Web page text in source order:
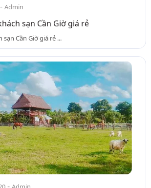
- Admin
sạn Cần Giờ giá rẻ
sạn Cần Giờ giá rẻ ...